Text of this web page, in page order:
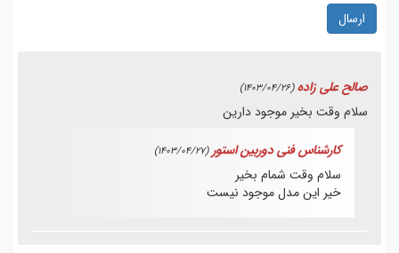
ارسال
صالح علی زاده(1403/04/26)
سلام وقت بخیر موجود دارین
کارشناس فنی دوربین استور (1403/04/27)
سلام وقت شمام بخیر
خیر این مدل موجود نیست